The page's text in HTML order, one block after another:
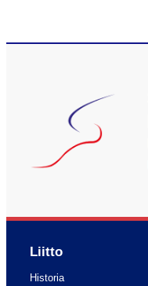
Liitto
Historia